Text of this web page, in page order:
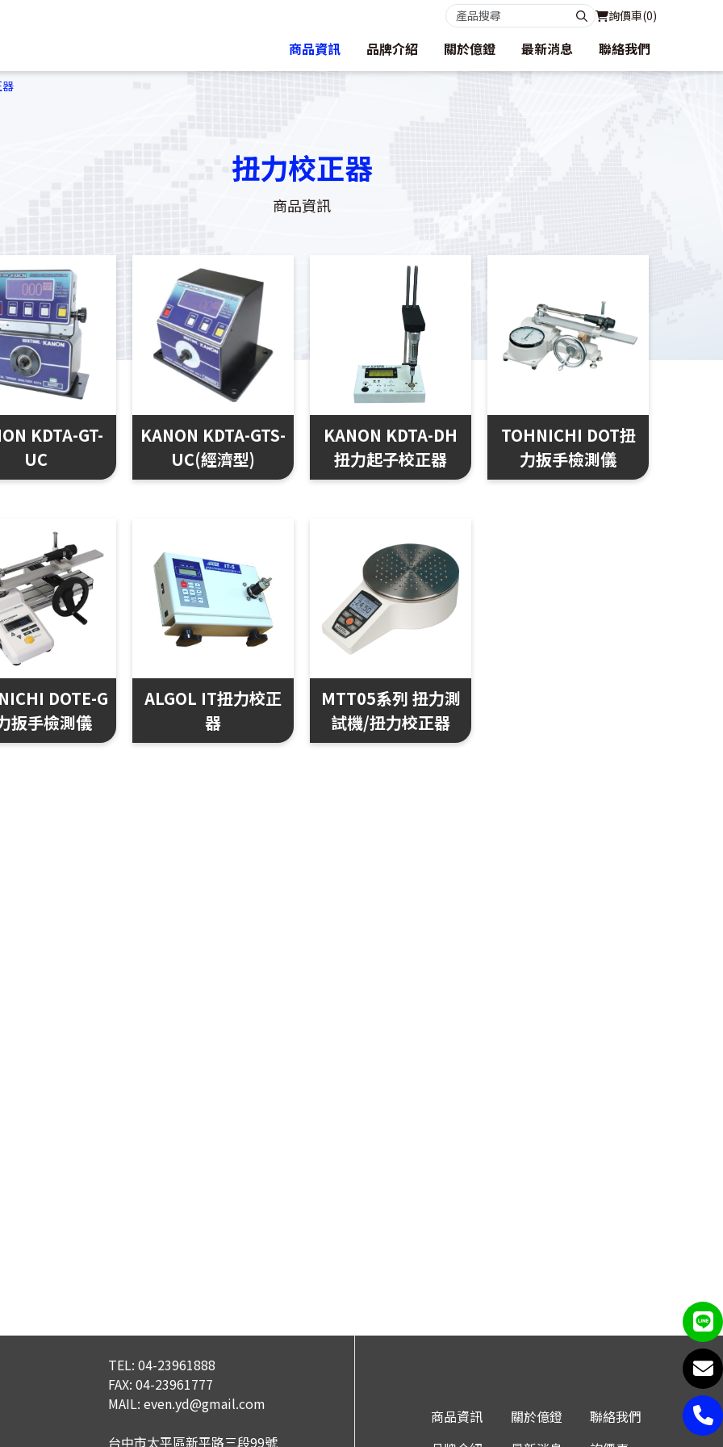
詢價車(0)
商品資訊 品牌介紹 關於億鐙 最新消息 聯絡我們
扭力校正器
商品資訊
KDTA-GT-
UC
KANON KDTA-GTS-
UC(經濟型)
KANON KDTA-DH
扭力起子校正器
TOHNICHI DOT扭
力扳手檢測儀
DOTE-G
扳手檢測儀
ALGOL IT扭力校正
器
MTT05系列 扭力測
試機/扭力校正器
TEL: 04-23961888
FAX: 04-23961777
MAIL: even.yd@gmail.com
台中市太平區新平路三段99號
商品資訊
關於億鐙
聯絡我們